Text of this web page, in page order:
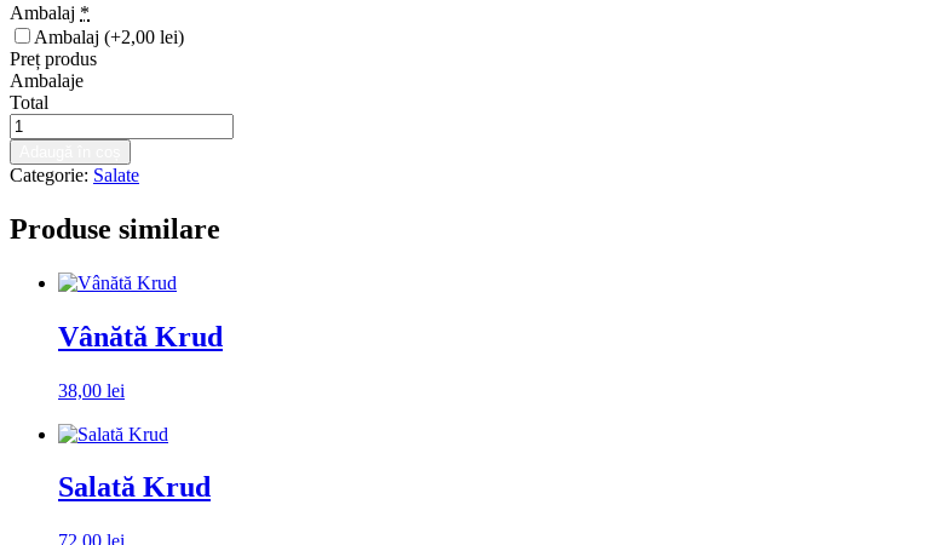
Ambalaj *
Ambalaj (+2,00 lei)
Preț produs
Ambalaje
Total
Cantitate
Salata
greceasca
Categorie: Salate
Produse similare
Vânătă Krud
38,00 lei
Salată Krud